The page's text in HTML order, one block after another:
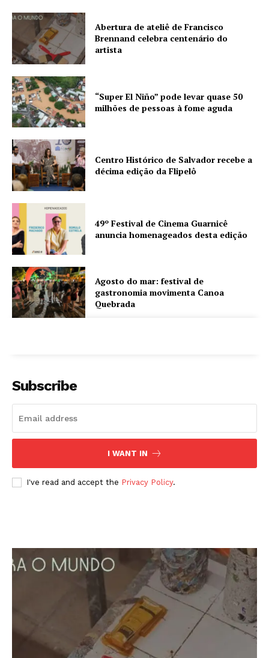
Abertura de ateliê de Francisco
Brennand celebra centenário do
artista
“Super El Niño” pode levar quase 50
milhões de pessoas à fome aguda
Centro Histórico de Salvador recebe a
décima edição da Flipelô
49º Festival de Cinema Guarnicê
anuncia homenageados desta edição
Agosto do mar: festival de
gastronomia movimenta Canoa
Quebrada
Subscribe
I WANT IN
I've read and accept the Privacy Policy.